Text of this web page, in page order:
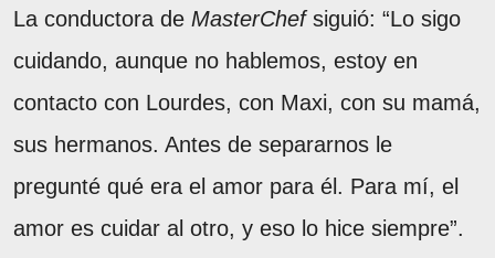
La conductora de MasterChefsiguió: “Lo sigo
cuidando, aunque no hablemos, estoy en
contacto con Lourdes, con Maxi, con su mamá,
sus hermanos. Antes de separarnos le
pregunté qué era el amor para él. Para mí, el
amor es cuidar al otro, y eso lo hice siempre”.